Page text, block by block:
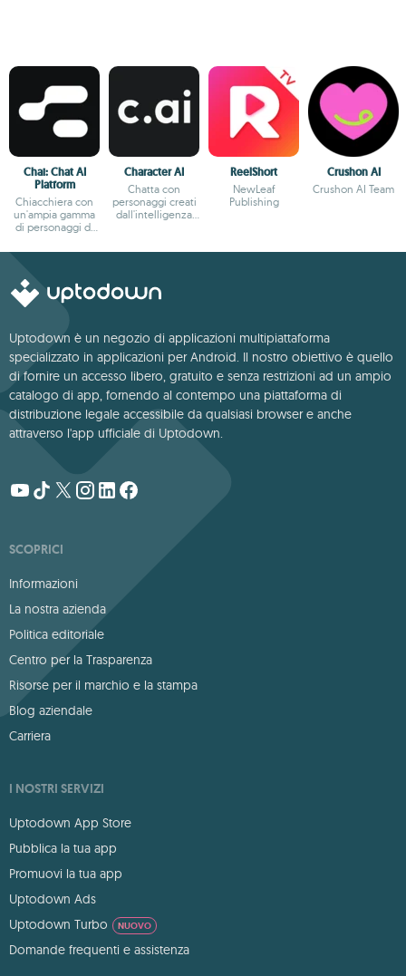
Chai: Chat AI
Platform
Chiacchiera con
un'ampia gamma
di personaggi di
Character AI
Chatta con
personaggi creati
dall'intelligenza
ReelShort
NewLeaf
Publishing
Crushon AI
Crushon AI Team
Uptodown è un negozio di applicazioni multipiattaforma
specializzato in applicazioni per Android. Il nostro obiettivo è quello
di fornire un accesso libero, gratuito e senza restrizioni ad un ampio
catalogo di app, fornendo al contempo una piattaforma di
distribuzione legale accessibile da qualsiasi browser e anche
attraverso l'app ufficiale di Uptodown.
SCOPRICI
Informazioni
La nostra azienda
Politica editoriale
Centro per la Trasparenza
Risorse per il marchio e la stampa
Blog aziendale
Carriera
I NOSTRI SERVIZI
Uptodown App Store
Pubblica la tua app
Promuovi la tua app
Uptodown Ads
Uptodown Turbo
NUOVO
Domande frequenti e assistenza